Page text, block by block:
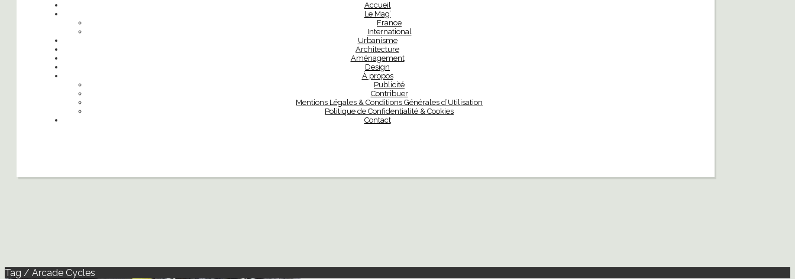
Accueil
Le Mag’
France
International
Urbanisme
Architecture
Aménagement
Design
À propos
Publicité
Contribuer
Mentions Légales & Conditions Générales d’Utilisation
Politique de Confidentialité & Cookies
Contact
Tag / Arcade Cycles